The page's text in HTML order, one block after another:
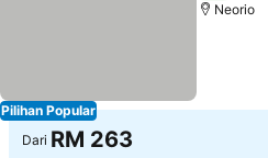
Pilihan Popular
Neorio
Dari RM 263